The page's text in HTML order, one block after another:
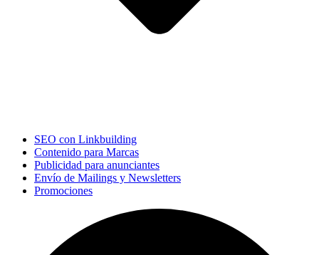
SEO con Linkbuilding
Contenido para Marcas
Publicidad para anunciantes
Envío de Mailings y Newsletters
Promociones